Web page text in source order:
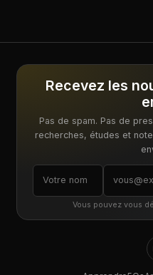
Recevez les
Pas de spam. Pas de
recherches, études et
Vous pouvez vous